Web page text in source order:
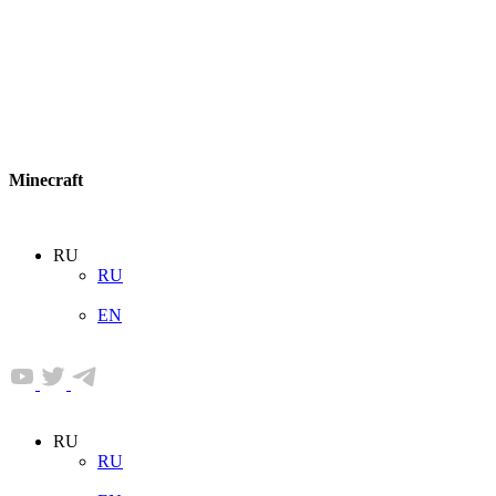
Minecraft
RU
RU
EN
RU
RU